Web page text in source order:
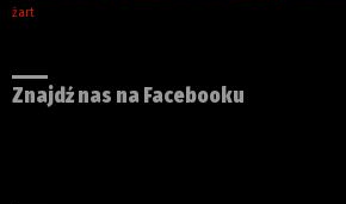
żart
Znajdź nas na Facebooku